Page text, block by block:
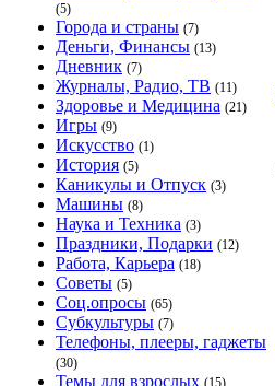
(5)
Города и страны (7)
Деньги, Финансы (13)
Дневник (7)
Журналы, Радио, ТВ (11)
Здоровье и Медицина (21)
Игры (9)
Искусство (1)
История (5)
Каникулы и Отпуск (3)
Машины (8)
Наука и Техника (3)
Праздники, Подарки (12)
Работа, Карьера (18)
Советы (5)
Соц.опросы (65)
Субкультуры (7)
Телефоны, плееры, гаджеты
(30)
Темы для взрослых (15)